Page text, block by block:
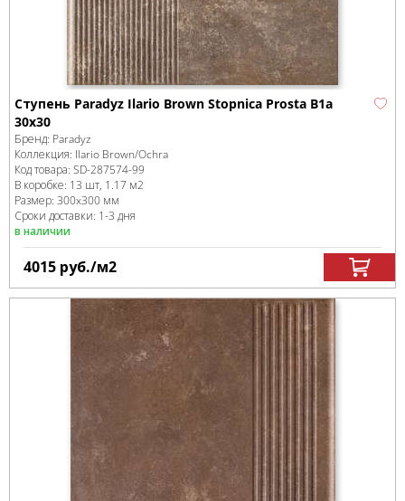
Ступень Paradyz Ilario Brown Stopnica Prosta B1a
30x30
Бренд: Paradyz
Коллекция: Ilario Brown/Ochra
Код товара: SD-287574-99
В коробке: 13 шт, 1.17 м2
Размер: 300x300 мм
Сроки доставки: 1-3 дня
в наличии
4015 руб./м2